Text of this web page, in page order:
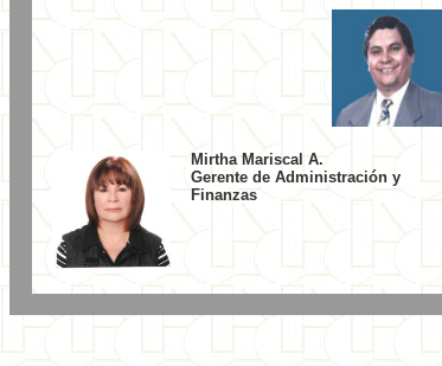
Mirtha Mariscal A.
Gerente de Administración y
Finanzas